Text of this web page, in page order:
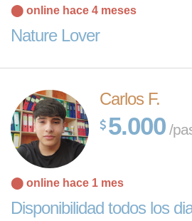
⬤ online hace 4 meses
Nature Lover
Carlos F.
5.000 /
⬤ online hace 1 mes
Disponibilidad todos los